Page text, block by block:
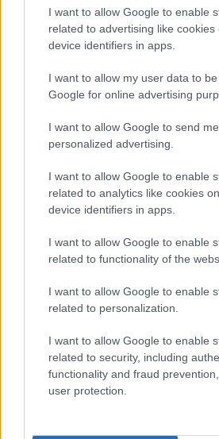
I want to allow Google to enable
related to advertising like cookies
device identifiers in apps.
I want to allow my user data to
Google for online advertising
I want to allow Google to send me
personalized advertising.
I want to allow Google to enable
related to analytics like cookies
device identifiers in apps.
I want to allow Google to enable
related to functionality of the
I want to allow Google to enable
related to personalization.
I want to allow Google to enable
related to security, including
functionality and fraud
user protection.
Megosztás
, hogy a
glamour.hu cikkeit